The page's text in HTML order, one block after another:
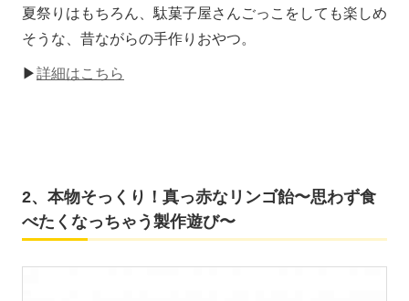
夏祭りはもちろん、駄菓子屋さんごっこをしても楽しめ
そうな、昔ながらの手作りおやつ。
▶詳細はこちら
2、本物そっくり！真っ赤なリンゴ飴〜思わず食
べたくなっちゃう製作遊び〜